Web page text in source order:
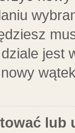
jest
lub